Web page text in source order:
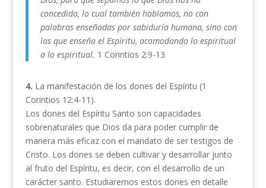
concedido, lo cual también hablamos, no con
palabras enseñadas por sabiduría humana, sino con
las que enseña el Espíritu, acomodando lo espiritual
a lo espiritual. 1 Corintios 2:9-13
4. La manifestación de los dones del Espíritu (1
Corintios 12:4-11).
Los dones del Espíritu Santo son capacidades
sobrenaturales que Dios da para poder cumplir de
manera más eficaz con el mandato de ser testigos de
Cristo. Los dones se deben cultivar y desarrollar junto
al fruto del Espíritu, es decir, con el desarrollo de un
carácter santo. Estudiaremos estos dones en detalle